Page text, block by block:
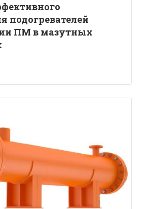
подогревателей
ПМ в мазутных